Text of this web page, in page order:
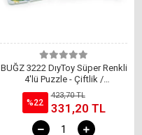
BUĞZ 3222 DıyToy Süper Renkli
4'lü Puzzle - Çiftlik /
8+12+16+24 Parça Puzzle
%22
423,70 TL
331,20 TL